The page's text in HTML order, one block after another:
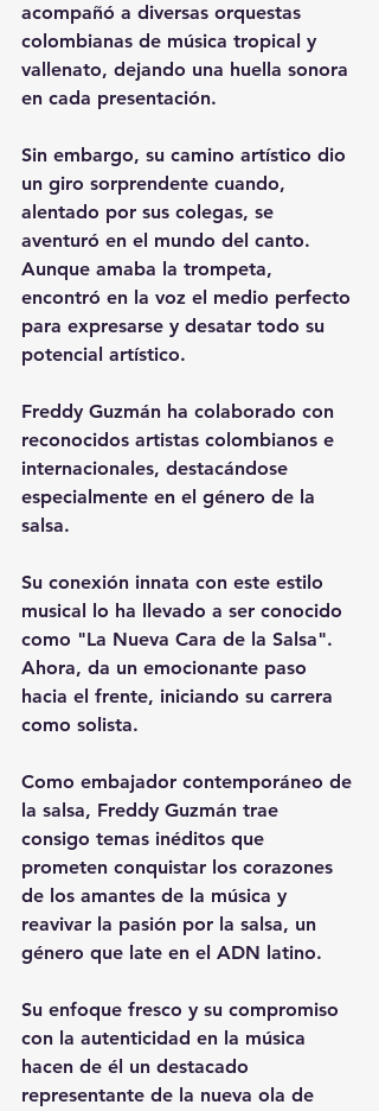
acompañó a diversas orquestas
colombianas de música tropical y
vallenato, dejando una huella sonora
en cada presentación.
Sin embargo, su camino artístico dio
un giro sorprendente cuando,
alentado por sus colegas, se
aventuró en el mundo del canto.
Aunque amaba la trompeta,
encontró en la voz el medio perfecto
para expresarse y desatar todo su
potencial artístico.
Freddy Guzmán ha colaborado con
reconocidos artistas colombianos e
internacionales, destacándose
especialmente en el género de la
salsa.
Su conexión innata con este estilo
musical lo ha llevado a ser conocido
como "La Nueva Cara de la Salsa".
Ahora, da un emocionante paso
hacia el frente, iniciando su carrera
como solista.
Como embajador contemporáneo de
la salsa, Freddy Guzmán trae
consigo temas inéditos que
prometen conquistar los corazones
de los amantes de la música y
reavivar la pasión por la salsa, un
género que late en el ADN latino.
Su enfoque fresco y su compromiso
con la autenticidad en la música
hacen de él un destacado
representante de la nueva ola de